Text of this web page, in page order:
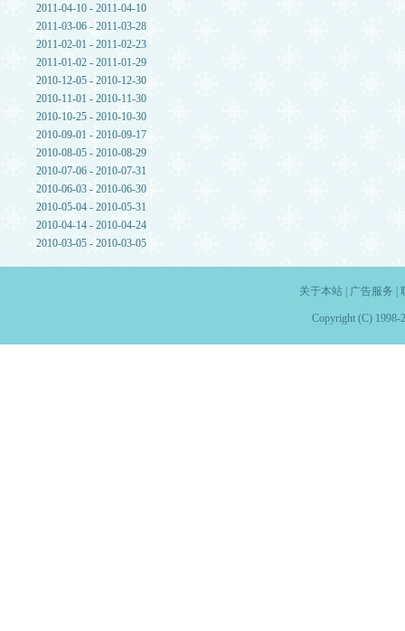
2011-04-10 - 2011-04-10
2011-03-06 - 2011-03-28
2011-02-01 - 2011-02-23
2011-01-02 - 2011-01-29
2010-12-05 - 2010-12-30
2010-11-01 - 2010-11-30
2010-10-25 - 2010-10-30
2010-09-01 - 2010-09-17
2010-08-05 - 2010-08-29
2010-07-06 - 2010-07-31
2010-06-03 - 2010-06-30
2010-05-04 - 2010-05-31
2010-04-14 - 2010-04-24
2010-03-05 - 2010-03-05
关于本站| 广告服务
Copyright (C) 1998-